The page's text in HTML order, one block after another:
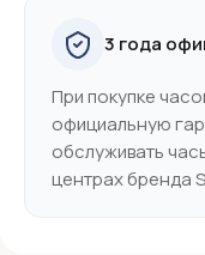
3 года
При покупке
официальную
обслуживать
центрах бренда